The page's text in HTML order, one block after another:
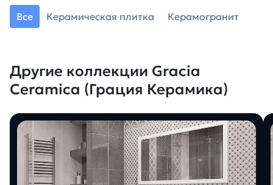
Все Керамическая плитка Керамогранит
Другие коллекции Gracia
Ceramica (Грация Керамика)